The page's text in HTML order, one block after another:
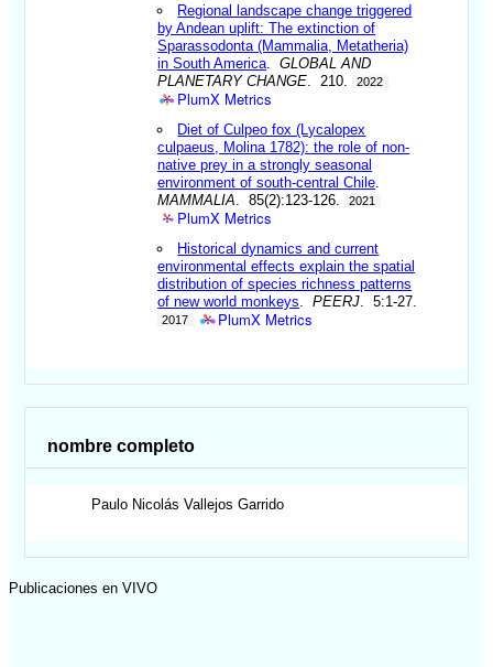
Regional landscape change triggered
by Andean uplift: The extinction of
Sparassodonta (Mammalia, Metatheria)
in South America .GLOBAL AND
PLANETARY CHANGE . 210. 2022
PlumX Metrics
Diet of Culpeo fox (Lycalopex
culpaeus, Molina 1782): the role of non-
native prey in a strongly seasonal
environment of south-central Chile
MAMMALIA . 85(2):123-126. 2021
PlumX Metrics
Historical dynamics and current
environmental effects explain the spatial
distribution of species richness patterns
of new world monkeys .PEERJ . 5:1-27.
2017 PlumX Metrics
nombre completo
Paulo Nicolás Vallejos Garrido
Publicaciones en VIVO